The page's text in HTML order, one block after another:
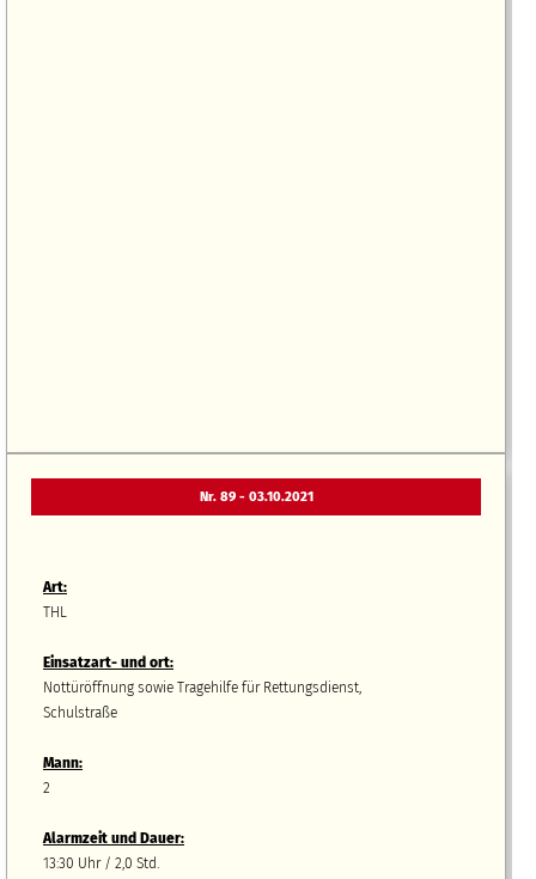
Nr. 89 - 03.10.2021
Art:
THL
Einsatzart- und ort:
Nottüröffnung sowie Tragehilfe für Rettungsdienst,
Schulstraße
Mann:
2
Alarmzeit und Dauer:
13:30 Uhr / 2,0 Std.